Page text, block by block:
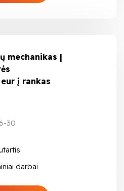
mechanikas |
į rankas
30
darbai